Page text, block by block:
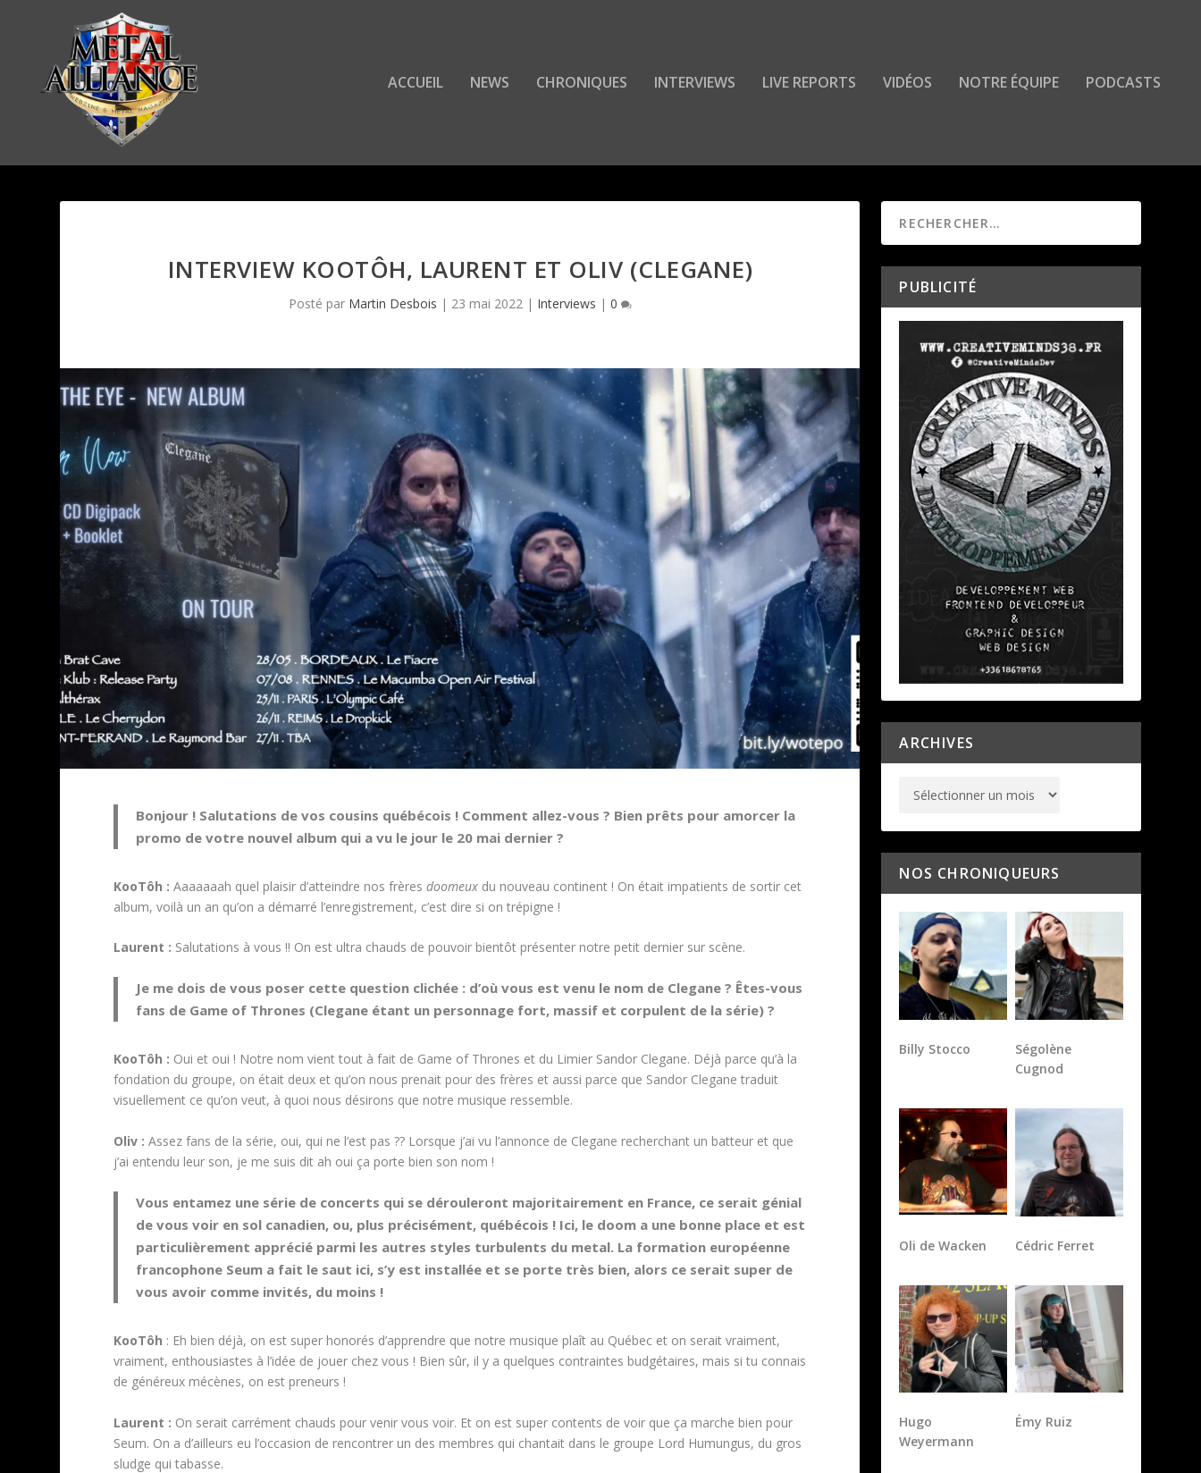
ACCUEIL NEWS CHRONIQUES INTERVIEWS LIVE REPORTS VIDÉOS NOTRE ÉQUIPE PODCASTS
INTERVIEW KOOTÔH, LAURENT ET OLIV (CLEGANE)
Posté par Martin Desbois | 23 mai 2022| Interviews | 0
Bonjour ! Salutations de vos cousins québécois ! Comment allez-vous ? Bien prêts pour amorcer la
promo de votre nouvel album qui a vu le jour le 20 mai dernier ?
KooTôh : Aaaaaaah quel plaisir d’atteindre nos frèresdoomeux du nouveau continent ! On était impatients de sortir cet
album, voilà un an qu’on a démarré l’enregistrement, c’est dire si on trépigne !
Laurent : Salutations à vous !! On est ultra chauds de pouvoir bientôt présenter notre petit dernier sur scène.
Je me dois de vous poser cette question clichée : d’où vous est venu le nom de Clegane ? Êtes-vous
fans de Game of Thrones (Clegane étant un personnage fort, massif et corpulent de la série) ?
KooTôh : Oui et oui ! Notre nom vient tout à fait de Game of Thrones et du Limier Sandor Clegane. Déjà parce qu’à la
fondation du groupe, on était deux et qu’on nous prenait pour des frères et aussi parce que Sandor Clegane traduit
visuellement ce qu’on veut, à quoi nous désirons que notre musique ressemble.
Oliv : Assez fans de la série, oui, qui ne l’est pas ?? Lorsque j’ai vu l’annonce de Clegane recherchant un batteur et que
j’ai entendu leur son, je me suis dit ah oui ça porte bien son nom !
Vous entamez une série de concerts qui se dérouleront majoritairement en France, ce serait génial
de vous voir en sol canadien, ou, plus précisément, québécois ! Ici, le doom a une bonne place et est
particulièrement apprécié parmi les autres styles turbulents du metal. La formation européenne
francophone Seum a fait le saut ici, s’y est installée et se porte très bien, alors ce serait super de
vous avoir comme invités, du moins !
KooTôh : Eh bien déjà, on est super honorés d’apprendre que notre musique plaît au Québec et on serait vraiment,
vraiment, enthousiastes à l’idée de jouer chez vous ! Bien sûr, il y a quelques contraintes budgétaires, mais si tu connais
de généreux mécènes, on est preneurs !
Laurent : On serait carrément chauds pour venir vous voir. Et on est super contents de voir que ça marche bien pour
Seum. On a d’ailleurs eu l’occasion de rencontrer un des membres qui chantait dans le groupe Lord Humungus, du gros
sludge qui tabasse.
PUBLICITÉ
ARCHIVES
NOS CHRONIQUEURS
Billy Stocco
Ségolène
Cugnod
Oli de Wacken Cédric Ferret
Hugo
Weyermann
Émy Ruiz